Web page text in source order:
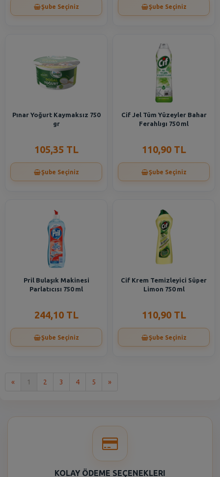
Şube Seçiniz Şube Seçiniz
Pınar Yoğurt Kaymaksız 750
gr
105,35 TL
Şube Seçiniz
Cif Jel Tüm Yüzeyler Bahar
Ferahlıgı 750 ml
110,90 TL
Şube Seçiniz
Pril Bulaşık Makinesi
Parlatıcısı 750 ml
244,10 TL
Şube Seçiniz
Cif Krem Temizleyici Süper
Limon 750 ml
110,90 TL
Şube Seçiniz
« 1 2 3 4 5 »Son
KOLAY ÖDEME SEÇENEKLERI